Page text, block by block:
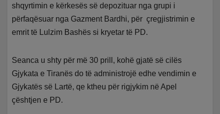
shqyrtimin e kërkesës së depozituar nga grupi i
përfaqësuar nga Gazment Bardhi, për çregjistrimin e
emrit të Lulzim Bashës si kryetar të PD.
Seanca u shty për më 30 prill, kohë gjatë së cilës
Gjykata e Tiranës do të administrojë edhe vendimin e
Gjykatës së Lartë, qe ktheu për rigjykim në Apel
çështjen e PD.